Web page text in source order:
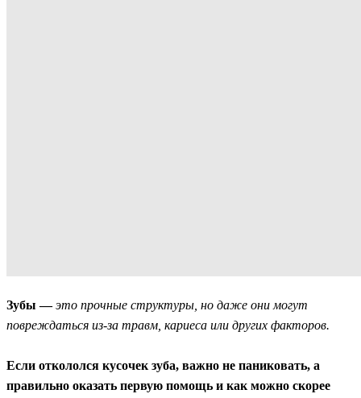
Зубы —это прочные структуры, но даже они могут
повреждаться из-за травм, кариеса или других факторов.
Если откололся кусочек зуба, важно не паниковать, а
правильно оказать первую помощь и как можно скорее